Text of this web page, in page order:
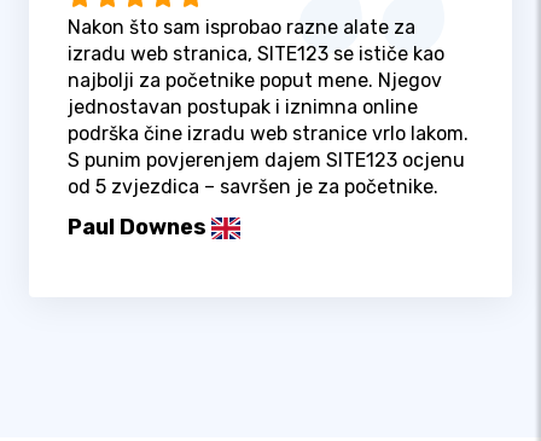
Nakon što sam isprobao razne alate za
izradu web stranica, SITE123 se ističe kao
najbolji za početnike poput mene. Njegov
jednostavan postupak i iznimna online
podrška čine izradu web stranice vrlo lakom.
S punim povjerenjem dajem SITE123 ocjenu
od 5 zvjezdica – savršen je za početnike.
Paul Downes